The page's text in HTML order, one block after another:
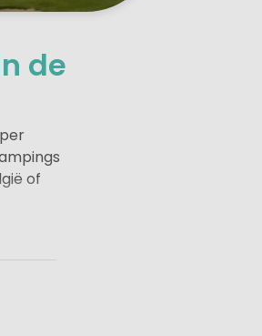
de
of
toe